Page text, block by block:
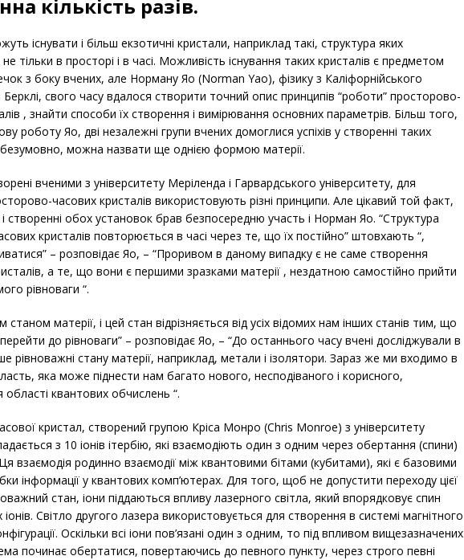
кількість разів.
існувати і більш екзотичні кристали, наприклад такі, структура яких
тільки в просторі і в часі. Можливість існування таких кристалів є предметом
з боку вчених, але Норману Яо (Norman Yao), фізику з Каліфорнійського
Берклі, свого часу вдалося створити точний опис принципів “роботи” просторово-
, знайти способи їх створення і вимірювання основних параметрів. Більш того,
роботу Яо, дві незалежні групи вчених домоглися успіхів у створенні таких
безумовно, можна назвати ще однією формою матерії.
вченими з університету Меріленда і Гарвардського університету, для
часових кристалів використовують різні принципи. Але цікавий той факт,
створенні обох установок брав безпосередню участь і Норман Яо. “Структура
кристалів повторюється в часі через те, що їх постійно” штовхають “,
– розповідає Яо, – “Проривом в даному випадку є не саме створення
а те, що вони є першими зразками матерії , нездатною самостійно прийти
рівноваги “.
станом матерії, і цей стан відрізняється від усіх відомих нам інших станів тим, що
до рівноваги” – розповідає Яо, – “До останнього часу вчені досліджували в
рівноважні стану матерії, наприклад, метали і ізолятори. Зараз же ми входимо в
яка може піднести нам багато нового, несподіваного і корисного,
області квантових обчислень “.
кристал, створений групою Кріса Монро (Chris Monroe) з університету
з 10 іонів ітербію, які взаємодіють один з одним через обертання (спини)
Ця взаємодія родинно взаємодії між квантовими бітами (кубитами), які є базовими
інформації у квантових комп’ютерах. Для того, щоб не допустити переходу цієї
стан, іони піддаються впливу лазерного світла, який впорядковує спин
іонів. Світло другого лазера використовується для створення в системі магнітного
Оскільки всі іони пов’язані один з одним, то під впливом вищезазначених
починає обертатися, повертаючись до певного пункту, через строго певні